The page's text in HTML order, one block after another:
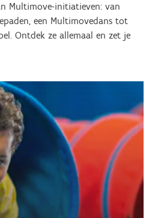
Multimove-initiatieven: van
een Multimovedans tot
Ontdek ze allemaal en zet je